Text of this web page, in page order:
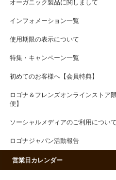
オーガニック製品に関しまして
インフォメーション一覧
使用期限の表示について
特集・キャンペーン一覧
初めてのお客様へ【会員特典】
ロゴナ＆フレンズオンラインストア
便】
ソーシャルメディアのご利用について
ロゴナジャパン活動報告
営業日カレンダー